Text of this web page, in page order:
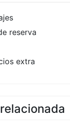
reserva
extra